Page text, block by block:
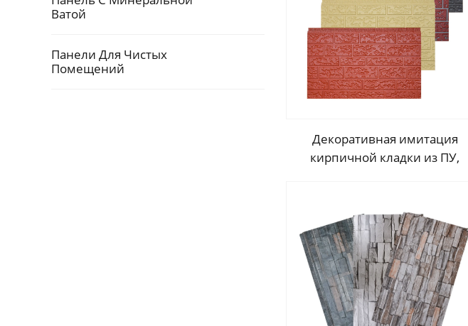
Ватой
Панели Для Чистых
Помещений
Декоративная имитация
кирпичной кладки из ПУ,
теплоизоляционные
металлические бесшовные
стеновые панели